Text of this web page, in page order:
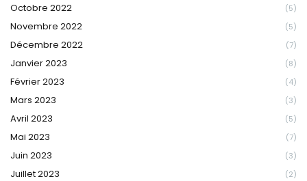
Octobre 2022 (5)
Novembre 2022 (5)
Décembre 2022 (7)
Janvier 2023 (8)
Février 2023 (4)
Mars 2023 (3)
Avril 2023 (5)
Mai 2023 (7)
Juin 2023 (3)
Juillet 2023 (2)